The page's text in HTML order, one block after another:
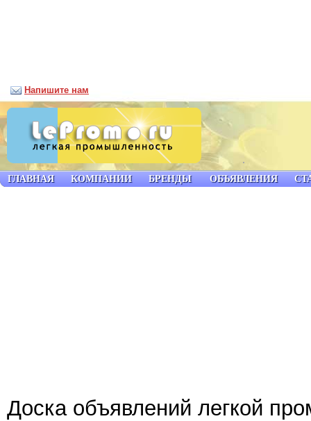
Доска объявлений легкой
ГЛАВНАЯ КОМПАНИИ БРЕНДЫ ОБЪЯВЛЕНИЯ
Напишите нам